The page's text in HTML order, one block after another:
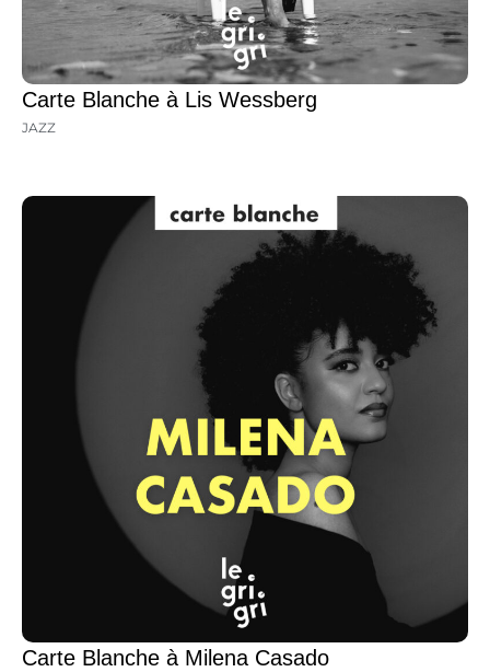
Carte Blanche à Lis Wessberg
JAZZ
Carte Blanche à Milena Casado